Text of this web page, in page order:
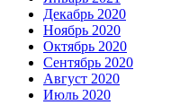
Декабрь 2020
Ноябрь 2020
Октябрь 2020
Сентябрь 2020
Август 2020
Июль 2020